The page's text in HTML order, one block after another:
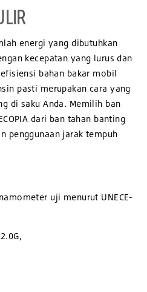
energi yang dibutuhkan
kecepatan yang lurus dan
bahan bakar mobil
pasti merupakan cara yang
di saku Anda. Memilih ban
dari ban tahan banting
penggunaan jarak tempuh
uji menurut UNECE-